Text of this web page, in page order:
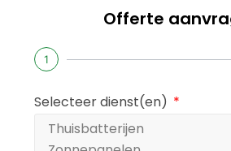
Offerte
1
Selecteer dienst(en)